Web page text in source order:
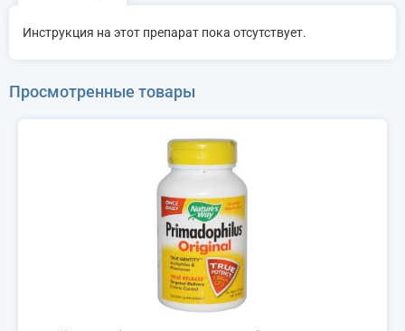
Инструкция на этот препарат пока отсутствует.
Просмотренные товары